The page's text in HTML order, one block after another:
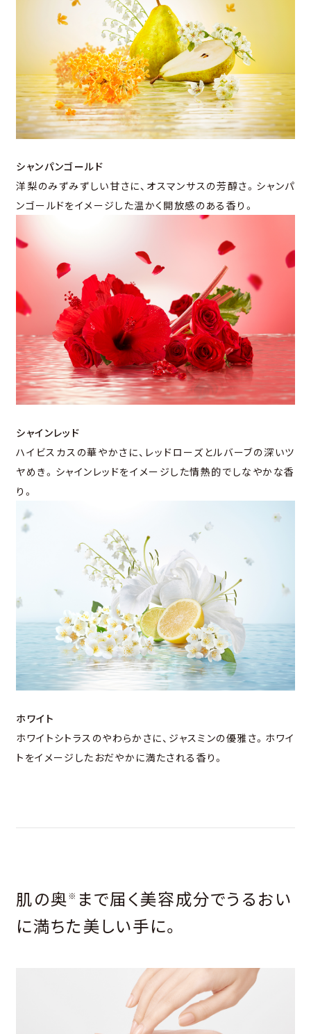
シャンパンゴールド
洋梨のみずみずしい甘さに、オスマンサスの芳醇さ。シャンパ
ンゴールドをイメージした温かく開放感のある香り。
シャインレッド
ハイビスカスの華やかさに、レッドローズとルバーブの深いツ
ヤめき。シャインレッドをイメージした情熱的でしなやかな香
り。
ホワイト
ホワイトシトラスのやわらかさに、ジャスミンの優雅さ。ホワイ
トをイメージしたおだやかに満たされる香り。
肌の奥※ まで届く美容成分でうるおい
に満ちた美しい⼿に。